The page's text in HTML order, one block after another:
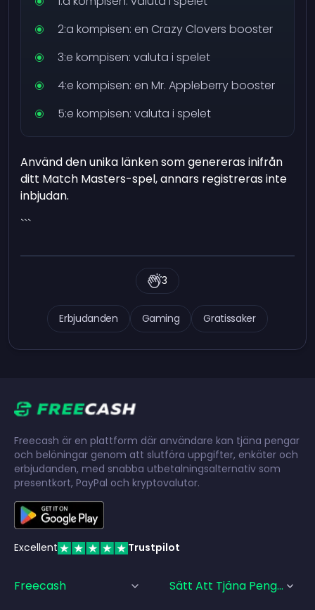
2:a kompisen: en Crazy Clovers booster
3:e kompisen: valuta i spelet
4:e kompisen: en Mr. Appleberry booster
5:e kompisen: valuta i spelet
Använd den unika länken som genereras inifrån
ditt Match Masters-spel, annars registreras inte
inbjudan.
```
Erbjudanden Gaming Gratissaker
3
Freecash är en plattform där användare kan tjäna pengar
och belöningar genom att slutföra uppgifter, enkäter och
erbjudanden, med snabba utbetalningsalternativ som
presentkort, PayPal och kryptovalutor.
Excellent Trustpilot
Freecash Sätt Att Tjäna Pengar